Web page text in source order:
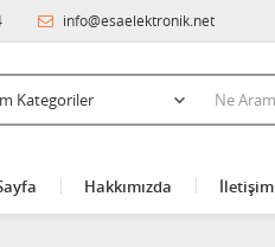
info@esaelektronik.net
Hakkımızda İletişim